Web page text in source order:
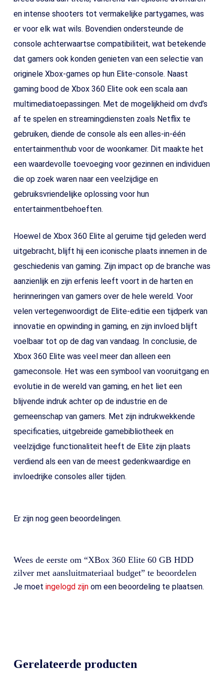
en intense shooters tot vermakelijke partygames, was
er voor elk wat wils. Bovendien ondersteunde de
console achterwaartse compatibiliteit, wat betekende
dat gamers ook konden genieten van een selectie van
originele Xbox-games op hun Elite-console. Naast
gaming bood de Xbox 360 Elite ook een scala aan
multimediatoepassingen. Met de mogelijkheid om dvd’s
af te spelen en streamingdiensten zoals Netflix te
gebruiken, diende de console als een alles-in-één
entertainmenthub voor de woonkamer. Dit maakte het
een waardevolle toevoeging voor gezinnen en individuen
die op zoek waren naar een veelzijdige en
gebruiksvriendelijke oplossing voor hun
entertainmentbehoeften.
Hoewel de Xbox 360 Elite al geruime tijd geleden werd
uitgebracht, blijft hij een iconische plaats innemen in de
geschiedenis van gaming. Zijn impact op de branche was
aanzienlijk en zijn erfenis leeft voort in de harten en
herinneringen van gamers over de hele wereld. Voor
velen vertegenwoordigt de Elite-editie een tijdperk van
innovatie en opwinding in gaming, en zijn invloed blijft
voelbaar tot op de dag van vandaag. In conclusie, de
Xbox 360 Elite was veel meer dan alleen een
gameconsole. Het was een symbool van vooruitgang en
evolutie in de wereld van gaming, en het liet een
blijvende indruk achter op de industrie en de
gemeenschap van gamers. Met zijn indrukwekkende
specificaties, uitgebreide gamebibliotheek en
veelzijdige functionaliteit heeft de Elite zijn plaats
verdiend als een van de meest gedenkwaardige en
invloedrijke consoles aller tijden.
Er zijn nog geen beoordelingen.
Wees de eerste om “XBox 360 Elite 60 GB HDD
zilver met aansluitmateriaal budget” te beoordelen
Je moet ingelogd zijnom een beoordeling te plaatsen.
Gerelateerde producten